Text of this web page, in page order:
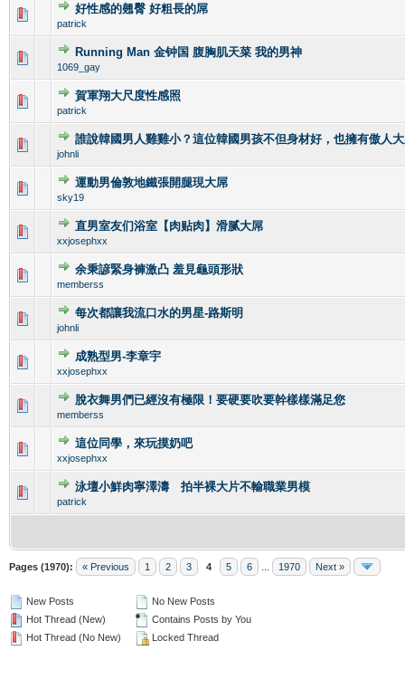
好性感的翹臀 好粗長的屌
patrick
0 Vote(s) - 0 out of 5 in Average
12
Running Man 金钟国 腹胸肌天菜 我的男神
1069_gay
0 Vote(s) - 0 out of 5 in Average
12345
賀軍翔大尺度性感照
patrick
0 Vote(s) - 0 out of 5 in Average
誰說韓國男人雞雞小？這位韓國男孩不但身材好，也擁有傲人
johnli
0 Vote(s) - 0 out of 5 in Average
12345
運動男倫敦地鐵張開腿現大屌
sky19
0 Vote(s) - 0 out of 5 in Average
12345
直男室友们浴室【肉贴肉】滑腻大屌
xxjosephxx
0 Vote(s) - 0 out of 5 in Average
123 45
余秉諺緊身褲激凸 羞見龜頭形狀
memberss
0 Vote(s) - 0 out of 5 in Average
12345
每次都讓我流口水的男星-路斯明
johnli
0 Vote(s) - 0 out of 5 in Average
12345
成熟型男-李章宇
xxjosephxx
0 Vote(s) - 0 out of 5 in Average
脫衣舞男們已經沒有極限！要硬要吹要幹樣樣滿足您
memberss
0 Vote(s) - 0 out of 5 in Average
12 3 45
這位同學，來玩摸奶吧
xxjosephxx
0 Vote(s) - 0 out of 5 in Average
泳壇小鮮肉寧澤濤 拍半裸大片不輸職業男模
patrick
0 Vote(s) - 0 out of 5 in Average
12345
Pages (1970): « Previous 1 2 3 4 5 6 1970 Next »
New Posts
Hot Thread (New)
Hot Thread (No New)
No New Posts
Contains Posts by You
Locked Thread